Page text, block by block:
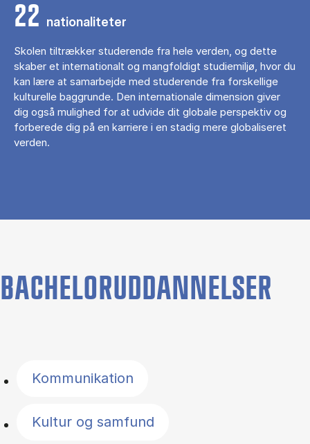
22 nationaliteter
Skolen tiltrækker studerende fra hele verden, og dette
skaber et internationalt og mangfoldigt studiemiljø, hvor du
kan lære at samarbejde med studerende fra forskellige
kulturelle baggrunde. Den internationale dimension giver
dig også mulighed for at udvide dit globale perspektiv og
forberede dig på en karriere i en stadig mere globaliseret
verden.
BACHELORUDDANNELSER
Kommunikation
Kultur og samfund